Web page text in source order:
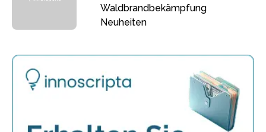
Waldbrandbekämpfung
Neuheiten